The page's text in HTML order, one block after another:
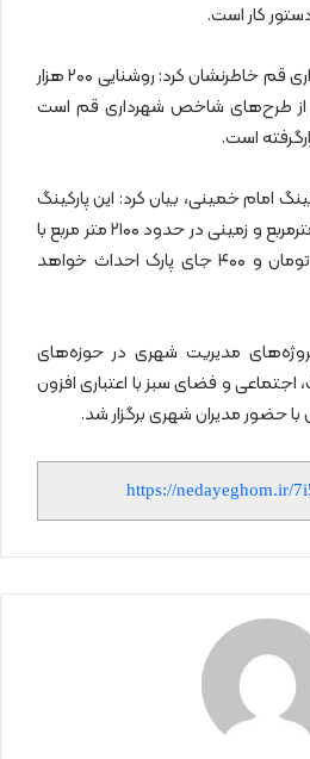
کار است.
معاون فنی و عمرانی شهرداری قم خاطرنشان کرد: روشنایی ۲۰۰ هزار
از طرح‌های شاخص شهرداری قم است
است.
امام خمینی، بیان کرد: این پارکینگ
در زیربنایی افزون بر ۱۷ هزار مترمربع و زمینی در حدود ۲۱۰۰ متر مربع با
اعتباری بالغ‌بر ۱۳۵ میلیارد تومان و ۴۰۰ جای پارک احداث خواهد
پروژه‌های مدیریت شهری در حوزه‌های
اجتماعی و فضای سبز با اعتباری افزون
https://nedayeghom.ir/